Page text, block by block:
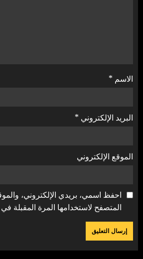
الاسم *
البريد الإلكتروني *
الموقع الإلكتروني
احفظ اسمي، بريدي الإلكتروني،
المتصفح لاستخدامها المرة المقبلة